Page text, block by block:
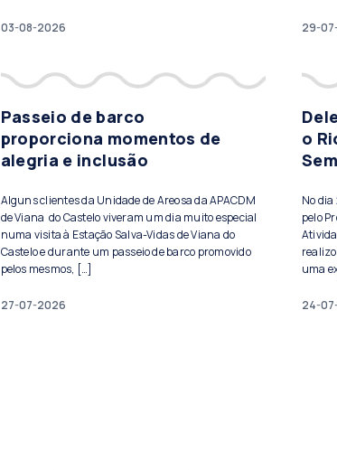
03-08-2026 29-
Passeio de barco
proporciona momentos de
alegria e inclusão
Alguns clientes da Unidade de Areosa da APACDM
de Viana do Castelo viveram um dia muito especial
numa visita à Estação Salva-Vidas de Viana do
Castelo e durante um passeio de barco promovido
pelos mesmos, […]
27-07-2026
o
No
pelo
uma
24-